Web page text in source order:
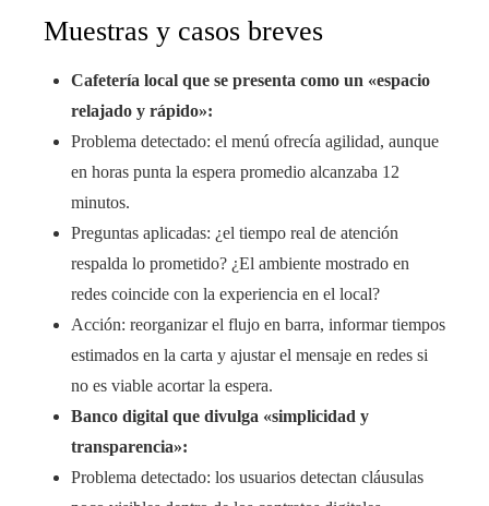
Muestras y casos breves
Cafetería local que se presenta como un «espacio
relajado y rápido»:
Problema detectado: el menú ofrecía agilidad, aunque
en horas punta la espera promedio alcanzaba 12
minutos.
Preguntas aplicadas: ¿el tiempo real de atención
respalda lo prometido? ¿El ambiente mostrado en
redes coincide con la experiencia en el local?
Acción: reorganizar el flujo en barra, informar tiempos
estimados en la carta y ajustar el mensaje en redes si
no es viable acortar la espera.
Banco digital que divulga «simplicidad y
transparencia»:
Problema detectado: los usuarios detectan cláusulas